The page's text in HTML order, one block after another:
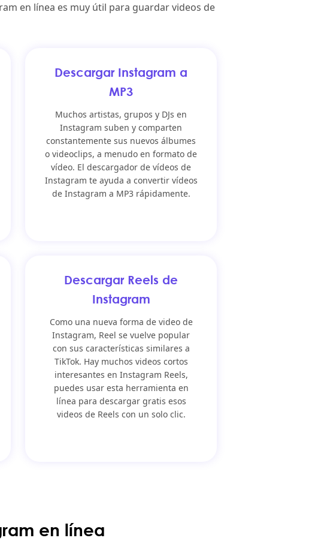
en línea es muy útil para guardar videos de
Descargar Instagram a
MP3
Muchos artistas, grupos y DJs en
Instagram suben y comparten
constantemente sus nuevos álbumes
o videoclips, a menudo en formato de
vídeo. El descargador de vídeos de
Instagram te ayuda a convertir vídeos
de Instagram a MP3 rápidamente.
Descargar Reels de
Instagram
Como una nueva forma de video de
Instagram, Reel se vuelve popular
con sus características similares a
TikTok. Hay muchos videos cortos
interesantes en Instagram Reels,
puedes usar esta herramienta en
línea para descargar gratis esos
videos de Reels con un solo clic.
en línea